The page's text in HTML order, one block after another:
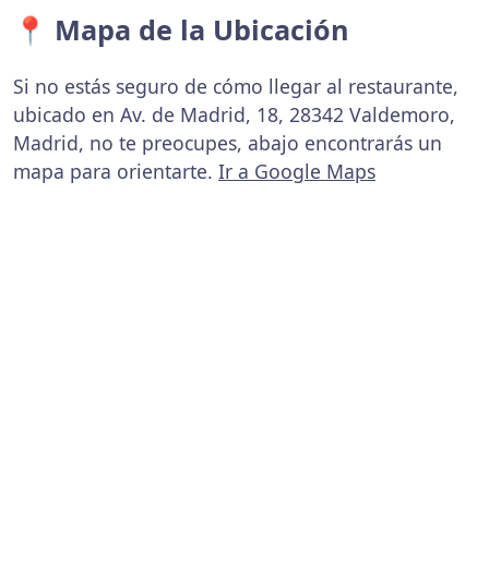
📍 Mapa de la Ubicación
Si no estás seguro de cómo llegar al restaurante,
ubicado en Av. de Madrid, 18, 28342 Valdemoro,
Madrid, no te preocupes, abajo encontrarás un
mapa para orientarte. Ir a Google Maps